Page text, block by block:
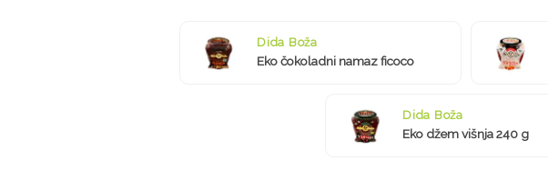
Dida Boža
Eko čokoladni namaz ficoco
Dida Boža
Eko džem višnja 240 g